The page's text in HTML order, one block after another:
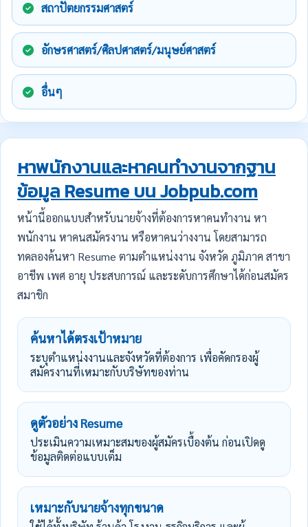
สถาปัตยกรรมศาสตร์
อักษรศาสตร์/ศิลปศาสตร์/มนุษย์ศาสตร์
อื่นๆ
หาพนักงานและหาคนทำงานจากฐาน
ข้อมูล Resume บน Jobpub.com
หน้านี้ออกแบบสำหรับนายจ้างที่ต้องการหาคนทำงาน หา
พนักงาน หาคนสมัครงาน หรือหาคนว่างงาน โดยสามารถ
ทดลองค้นหา Resume ตามตำแหน่งงาน จังหวัด ภูมิภาค สาขา
อาชีพ เพศ อายุ ประสบการณ์ และระดับการศึกษาได้ก่อนสมัคร
สมาชิก
ค้นหาได้ตรงเป้าหมาย
ระบุตำแหน่งงานและจังหวัดที่ต้องการ เพื่อคัดกรองผู้
สมัครงานที่เหมาะกับบริษัทของท่าน
ดูตัวอย่าง Resume
ประเมินความเหมาะสมของผู้สมัครเบื้องต้น ก่อนเปิดดู
ข้อมูลติดต่อแบบเต็ม
เหมาะกับนายจ้างทุกขนาด